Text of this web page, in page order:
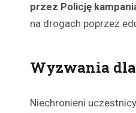
przez Policję
na drogach poprzez
Wyzwania
Niechronieni